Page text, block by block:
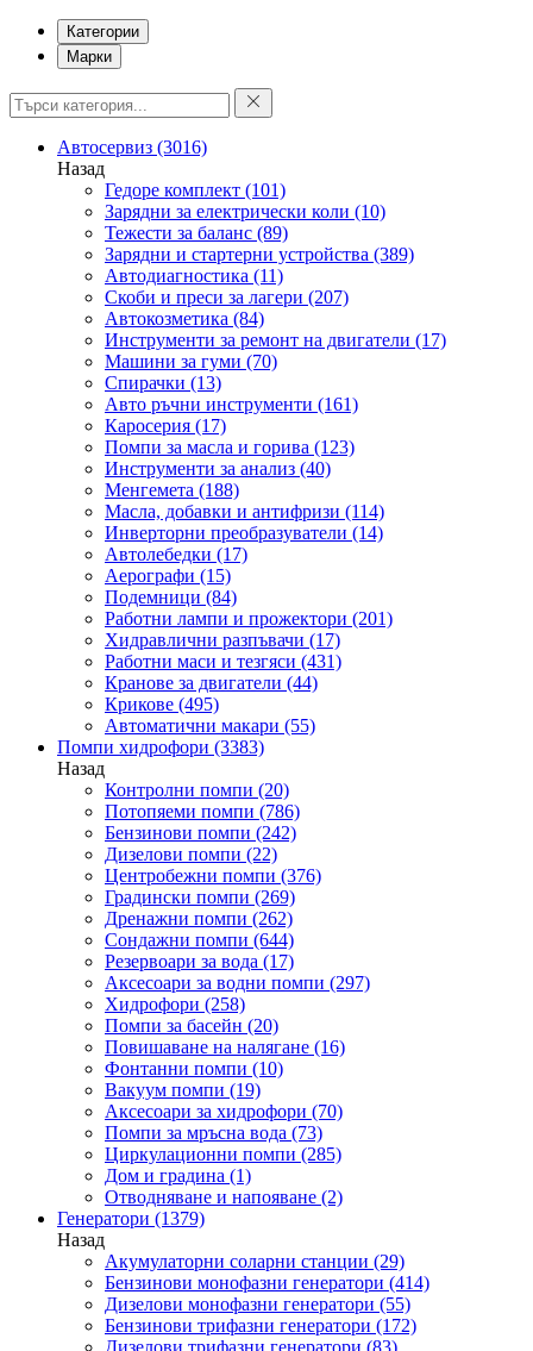
Категории
Марки
Автосервиз (3016)
Назад
Гедоре комплект (101)
Зарядни за електрически коли (10)
Тежести за баланс (89)
Зарядни и стартерни устройства (389)
Автодиагностика (11)
Скоби и преси за лагери (207)
Автокозметика (84)
Инструменти за ремонт на двигатели (17)
Машини за гуми (70)
Спирачки (13)
Авто ръчни инструменти (161)
Каросерия (17)
Помпи за масла и горива (123)
Инструменти за анализ (40)
Менгемета (188)
Масла, добавки и антифризи (114)
Инверторни преобразуватели (14)
Автолебедки (17)
Аерографи (15)
Подемници (84)
Работни лампи и прожектори (201)
Хидравлични разпъвачи (17)
Работни маси и тезгяси (431)
Кранове за двигатели (44)
Крикове (495)
Автоматични макари (55)
Помпи хидрофори (3383)
Назад
Контролни помпи (20)
Потопяеми помпи (786)
Бензинови помпи (242)
Дизелови помпи (22)
Центробежни помпи (376)
Градински помпи (269)
Дренажни помпи (262)
Сондажни помпи (644)
Резервоари за вода (17)
Аксесоари за водни помпи (297)
Хидрофори (258)
Помпи за басейн (20)
Повишаване на налягане (16)
Фонтанни помпи (10)
Вакуум помпи (19)
Аксесоари за хидрофори (70)
Помпи за мръсна вода (73)
Циркулационни помпи (285)
Дом и градина (1)
Отводняване и напояване (2)
Генератори (1379)
Назад
Акумулаторни соларни станции (29)
Бензинови монофазни генератори (414)
Дизелови монофазни генератори (55)
Бензинови трифазни генератори (172)
Дизелови трифазни генератори (83)